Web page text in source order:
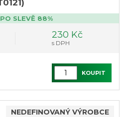
SLEVĚ 88%
230 Kč
s DPH
KOUPIT
NEDEFINOVANÝ VÝROBCE